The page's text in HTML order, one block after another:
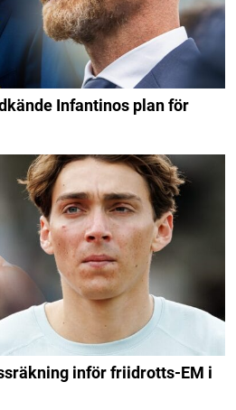
Infantinos plan för
inför friidrotts-EM i